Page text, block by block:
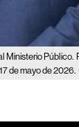
Ministerio Público.
de mayo de 2026.